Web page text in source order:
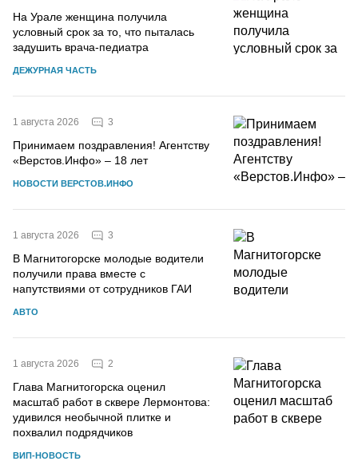
На Урале женщина получила
условный срок за то, что пыталась
задушить врача-педиатра
ДЕЖУРНАЯ ЧАСТЬ
1 августа 2026 3
Принимаем поздравления! Агентству
«Верстов.Инфо» – 18 лет
НОВОСТИ ВЕРСТОВ.ИНФО
1 августа 2026 3
В Магнитогорске молодые водители
получили права вместе с
напутствиями от сотрудников ГАИ
АВТО
1 августа 2026 2
Глава Магнитогорска оценил
масштаб работ в сквере Лермонтова:
удивился необычной плитке и
похвалил подрядчиков
ВИП-НОВОСТЬ